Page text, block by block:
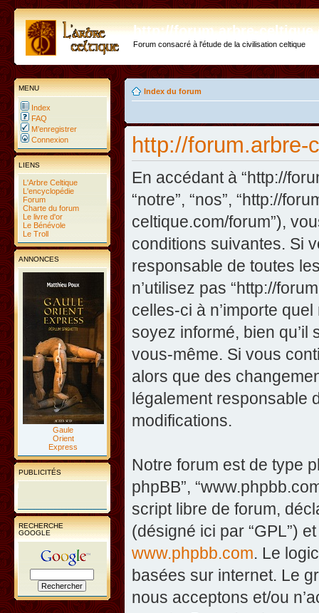
http://forum.arbre-
Forum consacré à l'étude de la civilisation celtique
MENU
Index
FAQ
M’enregistrer
Connexion
LIENS
L'Arbre Celtique
L'encyclopédie
Forum
Charte du forum
Le livre d'or
Le Bénévole
Le Troll
ANNONCES
Gaule
Orient
Express
PUBLICITÉS
RECHERCHE
GOOGLE
Index du forum
http://forum.arbre-
En accédant à “http://
“notre”, “nos”, “http://
celtique.com/forum”),
conditions suivantes. Si
responsable de toutes
n’utilisez pas “http://
celles-ci à n’importe
soyez informé, bien
vous-même. Si vous
alors que des
légalement responsable
modifications.
Notre forum est de type
phpBB”,
script libre de forum,
(désigné ici par “GPL”)
www.phpbb.com. Le
basées sur internet. Le
nous acceptons et/ou